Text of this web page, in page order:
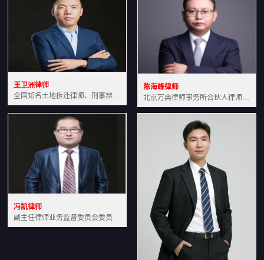
王卫洲律师
全国知名土地拆迁律师、刑事辩护律师北京万典律师事务所主任中国法学会会员北京市行政法研究会理事
陈海峰律师
北京万典律师事务所合伙人律师土地房产专业资深律师
冯凯律师
副主任律师业务监督委员会委员